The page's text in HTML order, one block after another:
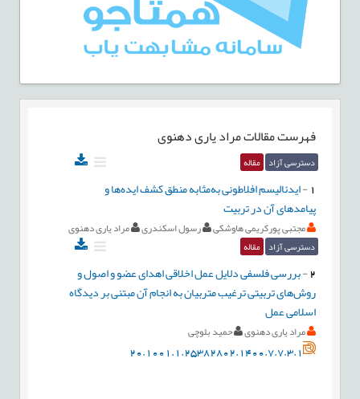
فهرست مقالاتمراد یاری دهنوی
دسترسی آزاد مقاله
-ایدئالیسم افلاطونی به‌مثابه منطق کشف ایده‌ها و
پیامدهای آن در تربیت
مجتبی پورکریمی هاوشکی رسول اسکندری مراد یاری دهنوی
دسترسی آزاد مقاله
2
-بررسی فلسفی دلایل عمل اخلاقی اهدای عضو و اصول و
روش‌های تربیتی ترغیب متربیان به انجام آن مبتنی بر دیدگاه
اسلامی عمل
مراد یاری دهنوی حمید بلوچی
20.1001.1.25382802.1400.7.7.3.1